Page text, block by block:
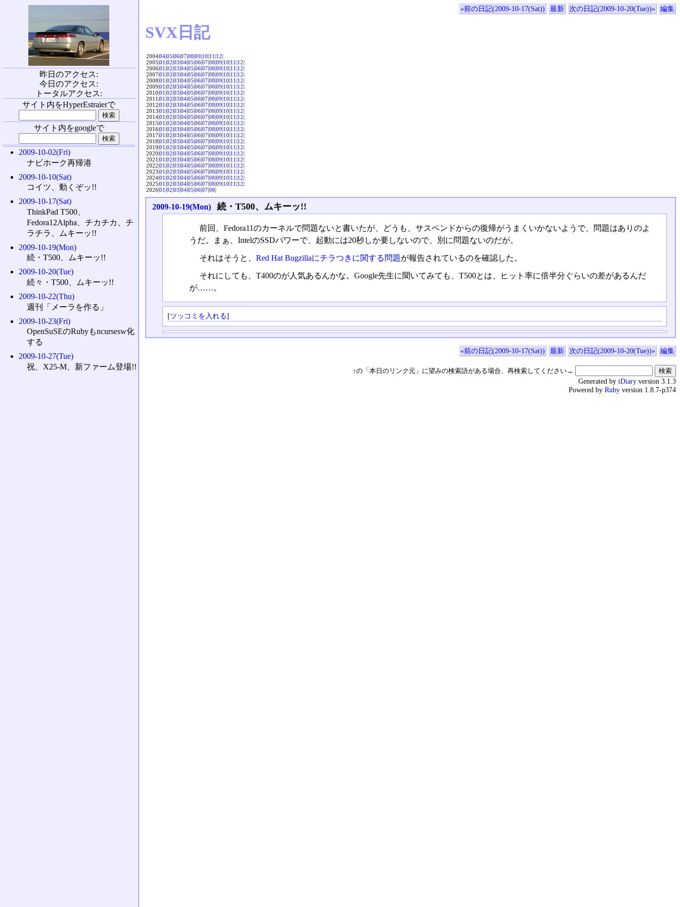
«前の日記(2009-10-17(Sat)) 最新 次の日記(2009-10-20(Tue))» 編集
SVX日記
2004|04|05|06|07|08|09|10|11|12|
2005|01|02|03|04|05|06|07|08|09|10|11|12|
2006|01|02|03|04|05|06|07|08|09|10|11|12|
2007|01|02|03|04|05|06|07|08|09|10|11|12|
2008|01|02|03|04|05|06|07|08|09|10|11|12|
2009|01|02|03|04|05|06|07|08|09|10|11|12|
2010|01|02|03|04|05|06|07|08|09|10|11|12|
2011|01|02|03|04|05|06|07|08|09|10|11|12|
2012|01|02|03|04|05|06|07|08|09|10|11|12|
2013|01|02|03|04|05|06|07|08|09|10|11|12|
2014|01|02|03|04|05|06|07|08|09|10|11|12|
2015|01|02|03|04|05|06|07|08|09|10|11|12|
2016|01|02|03|04|05|06|07|08|09|10|11|12|
2017|01|02|03|04|05|06|07|08|09|10|11|12|
2018|01|02|03|04|05|06|07|08|09|10|11|12|
2019|01|02|03|04|05|06|07|08|09|10|11|12|
2020|01|02|03|04|05|06|07|08|09|10|11|12|
2021|01|02|03|04|05|06|07|08|09|10|11|12|
2022|01|02|03|04|05|06|07|08|09|10|11|12|
2023|01|02|03|04|05|06|07|08|09|10|11|12|
2024|01|02|03|04|05|06|07|08|09|10|11|12|
2025|01|02|03|04|05|06|07|08|09|10|11|12|
2026|01|02|03|04|05|06|07|08|
2009-10-19(Mon) 続・T500、ムキーッ!!
前回、Fedora11のカーネルで問題ないと書いたが、どうも、サスペンドからの復帰がうまくいかないようで、問題はありのよ
うだ。まぁ、IntelのSSDパワーで、起動には20秒しか要しないので、別に問題ないのだが。
それはそうと、 Red Hat Bugzillaにチラつきに関する問題が報告されているのを確認した。
それにしても、T400のが人気あるんかな。Google先生に聞いてみても、T500とは、ヒット率に倍半分ぐらいの差があるんだ
が……。
[ツッコミを入れる]
«前の日記(2009-10-17(Sat)) 最新 次の日記(2009-10-20(Tue))» 編集
↑の「本日のリンク元」に望みの検索語がある場合、再検索してください→
昨日のアクセス:
今日のアクセス:
トータルアクセス:
サイト内をHyperEstraierで
サイト内をgoogleで
2009-10-02(Fri)
ナビホーク再帰港
2009-10-10(Sat)
コイツ、動くぞッ!!
2009-10-17(Sat)
ThinkPad T500、
Fedora12Alpha、チカチカ、チ
ラチラ、ムキーッ!!
2009-10-19(Mon)
続・T500、ムキーッ!!
2009-10-20(Tue)
続々・T500、ムキーッ!!
2009-10-22(Thu)
週刊「メーラを作る」
2009-10-23(Fri)
OpenSuSEのRubyもncursesw化
する
2009-10-27(Tue)
祝、X25-M、新ファーム登場!!
Generated by tDiary version 3.1.3
Powered by Ruby version 1.8.7-p374